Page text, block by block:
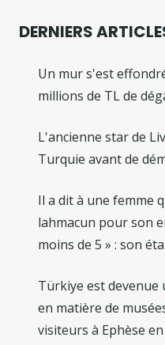
DERNIERS
Un mur s'est
millions de TL de
L'ancienne star de
Turquie avant de
Il a dit à une femme
lahmacun pour son
moins de 5 » : son
Türkiye est devenue
en matière de
visiteurs à Ephèse